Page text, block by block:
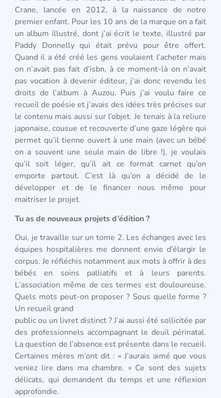
Crane, lancée en 2012, à la naissance de notre
premier enfant. Pour les 10 ans de la marque on a fait
un album illustré, dont j’ai écrit le texte, illustré par
Paddy Donnelly qui était prévu pour être offert.
Quand il a été créé les gens voulaient l’acheter mais
on n’avait pas fait d’isbn, à ce moment-là on n’avait
pas vocation à devenir éditeur, j’ai donc revendu les
droits de l’album à Auzou. Puis j’ai voulu faire ce
recueil de poésie et j’avais des idées très précises sur
le contenu mais aussi sur l’objet. Je tenais à la reliure
japonaise, cousue et recouverte d’une gaze légère qui
permet qu’il tienne ouvert à une main (avec un bébé
on a souvent une seule main de libre !), je voulais
qu’il soit léger, qu’il ait ce format carnet qu’on
emporte partout. C’est là qu’on a décidé de le
développer et de le financer nous même pour
maitriser le projet.
Tu as de nouveaux projets d’édition ?
Oui, je travaille sur un tome 2. Les échanges avec les
équipes hospitalières me donnent envie d’élargir le
corpus. Je réfléchis notamment aux mots à offrir à des
bébés en soins palliatifs et à leurs parents.
L’association même de ces termes est douloureuse.
Quels mots peut-on proposer ? Sous quelle forme ?
Un recueil grand
public ou un livret distinct ? J’ai aussi été sollicitée par
des professionnels accompagnant le deuil périnatal.
La question de l’absence est présente dans le recueil.
Certaines mères m’ont dit : « J’aurais aimé que vous
veniez lire dans ma chambre. » Ce sont des sujets
délicats, qui demandent du temps et une réflexion
approfondie.